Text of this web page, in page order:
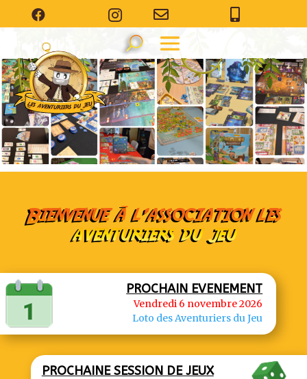
   
PROCHAIN EVENEMENT
Vendredi 6 novembre 2026
Loto des Aventuriers du Jeu
Bienvenue à l’association les
aventuriers du jeu
PROCHAINE SESSION DE JEUX